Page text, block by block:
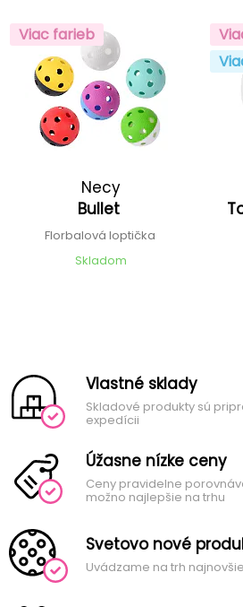
Viac farieb
Necy
Bullet
Florbalová loptička
Skladom
Vlastné sklady
Skladové produkty sú
expedícii
Úžasne nízke ceny
Ceny pravidelne
možno najlepšie na trhu
Svetovo nové
Uvádzame na trh